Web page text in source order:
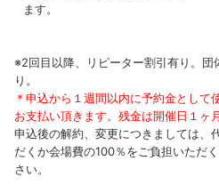
ます。
※2回目以降、リピーター割引有り。
り。
＊申込から１週間以内に予約金として
お支払い頂きます。残金は開催日１ヶ
申込後の解約、変更につきましては、
だくか会場費の100％をご負担いただ
さい。